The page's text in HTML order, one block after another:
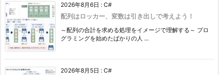
2026年8月6日 : C#
配列はロッカー、変数は引き出しで考えよう！
～配列の合計を求める処理をイメージで理解する～ プロ
グラミングを始めたばかりの人 ...
2026年8月5日 : C#